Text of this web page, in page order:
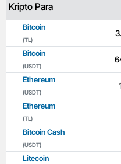
Kripto Para
Bitcoin
(TL)
Bitcoin
(USDT)
Ethereum
(USDT)
Ethereum
(TL)
Bitcoin Cash
(USDT)
Litecoin